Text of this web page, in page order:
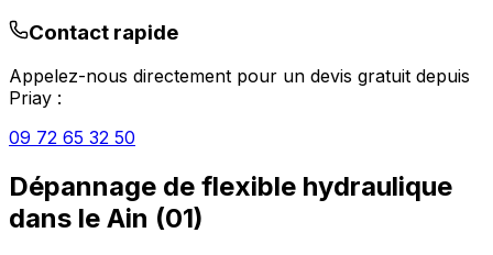
Contact rapide
Appelez-nous directement pour un devis gratuit depuis
Priay :
09 72 65 32 50
Dépannage de flexible hydraulique
dans le Ain (01)